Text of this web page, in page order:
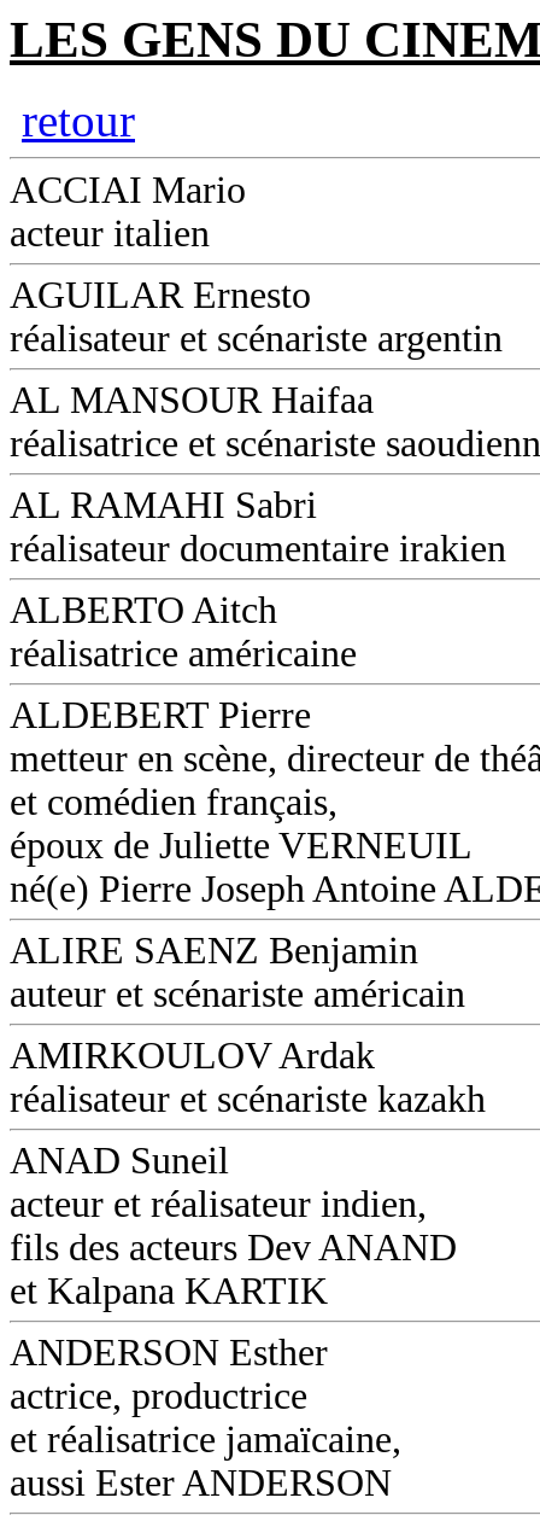
LES GENS DU
retour
ACCIAI Mario
acteur italien
AGUILAR Ernesto
réalisateur et scénariste argentin
AL MANSOUR Haifaa
réalisatrice et scénariste
AL RAMAHI Sabri
réalisateur documentaire irakien
ALBERTO Aitch
réalisatrice américaine
ALDEBERT Pierre
metteur en scène, directeur de
et comédien français,
époux de Juliette VERNEUIL
né(e) Pierre Joseph Antoine
ALIRE SAENZ Benjamin
auteur et scénariste américain
AMIRKOULOV Ardak
réalisateur et scénariste kazakh
ANAD Suneil
acteur et réalisateur indien,
fils des acteurs Dev ANAND
et Kalpana KARTIK
ANDERSON Esther
actrice, productrice
et réalisatrice jamaïcaine,
aussi Ester ANDERSON